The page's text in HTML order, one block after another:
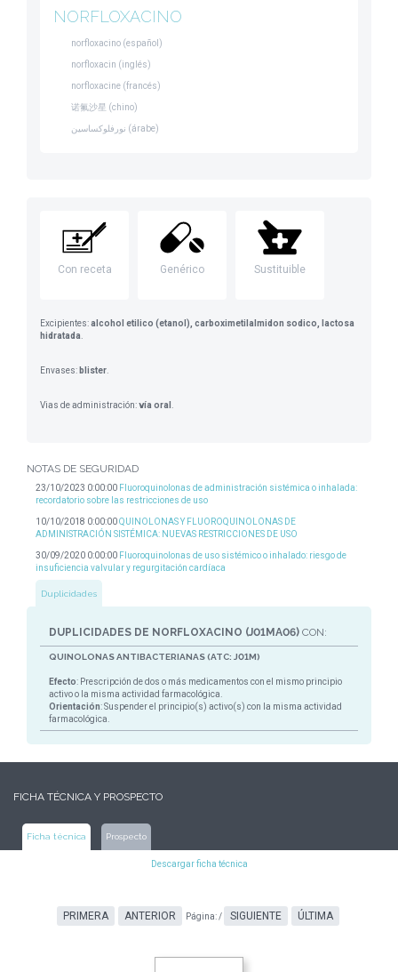
NORFLOXACINO
norfloxacino (español)
norfloxacin (inglés)
norfloxacine (francés)
诺氟沙星 (chino)
نورفلوكساسين (árabe)
Con receta Genérico Sustituible
Excipientes:alcohol etilico (etanol), carboximetilalmidon sodico, lactosa
hidratada
Envases: blister
Vias de administración:vía oral
NOTAS DE SEGURIDAD
23/10/2023 0:00:00 Fluoroquinolonas de administración sistémica o inhalada:
recordatorio sobre las restricciones de uso
10/10/2018 0:00:00QUINOLONAS Y FLUOROQUINOLONAS DE
ADMINISTRACIÓN SISTÉMICA: NUEVAS RESTRICCIONES DE USO
30/09/2020 0:00:00 Fluoroquinolonas de uso sistémico o inhalado: riesgo de
insuficiencia valvular y regurgitación cardíaca
Duplicidades
DUPLICIDADES DE NORFLOXACINO (J01MA06) CON:
QUINOLONAS ANTIBACTERIANAS (ATC: J01M)
Efecto: Prescripción de dos o más medicamentos con el mismo principio
activo o la misma actividad farmacológica.
Orientación: Suspender el principio(s) activo(s) con la misma actividad
farmacológica.
FICHA TÉCNICA Y PROSPECTO
Ficha técnica Prospecto
Descargar ficha técnica
PRIMERA ANTERIOR Página:/ SIGUIENTE ÚLTIMA